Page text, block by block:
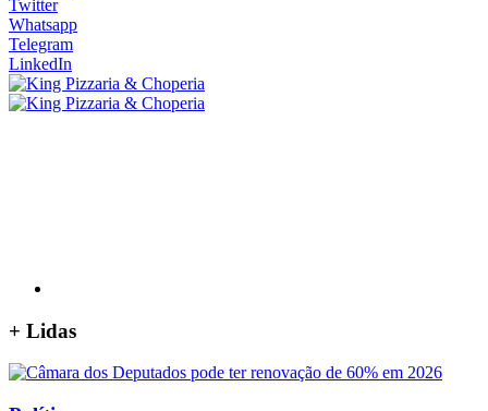
Twitter
Whatsapp
Telegram
LinkedIn
+ Lidas